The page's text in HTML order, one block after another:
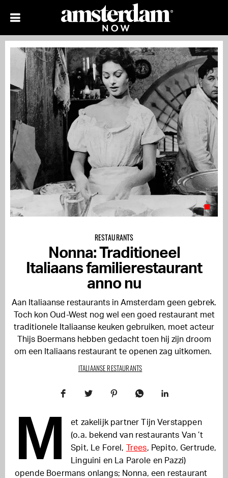
RESTAURANTS
Nonna: Traditioneel
Italiaans familierestaurant
anno nu
Aan Italiaanse restaurants in Amsterdam geen gebrek.
Toch kon Oud-West nog wel een goed restaurant met
traditionele Italiaanse keuken gebruiken, moet acteur
Thijs Boermans hebben gedacht toen hij zijn droom
om een Italiaans restaurant te openen zag uitkomen.
ITALIAANSE RESTAURANTS
M
et zakelijk partner Tijn Verstappen
(o.a. bekend van restaurants Van ’t
Spit, Le Forel,
Trees, Pepito, Gertrude,
Linguini en La Parole en Pazzi)
opende Boermans onlangs; Nonna, een restaurant